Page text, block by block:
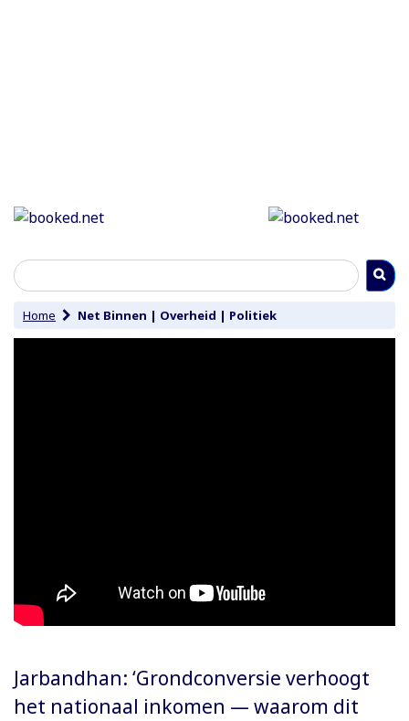
Home Net Binnen | Overheid | Politiek
Jarbandhan: ‘Grondconversie verhoogt
het nationaal inkomen — waarom dit